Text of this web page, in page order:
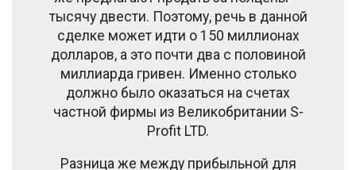
тысячу двести. Поэтому, речь в данной
сделке может идти о 150 миллионах
долларов, а это почти два с половиной
миллиарда гривен. Именно столько
должно было оказаться на счетах
частной фирмы из Великобритании S-
Profit LTD.
Разница же между прибыльной для